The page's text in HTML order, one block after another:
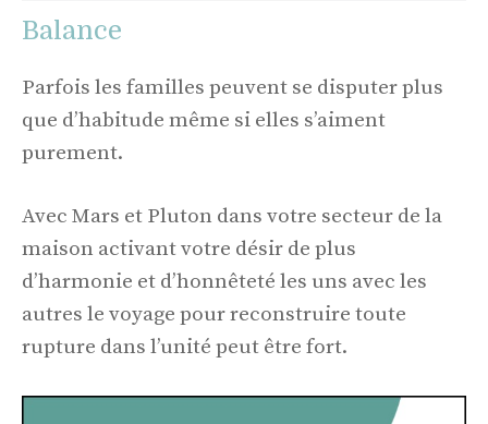
Balance
Parfois les familles peuvent se disputer plus
que d’habitude même si elles s’aiment
purement.
Avec Mars et Pluton dans votre secteur de la
maison activant votre désir de plus
d’harmonie et d’honnêteté les uns avec les
autres le voyage pour reconstruire toute
rupture dans l’unité peut être fort.